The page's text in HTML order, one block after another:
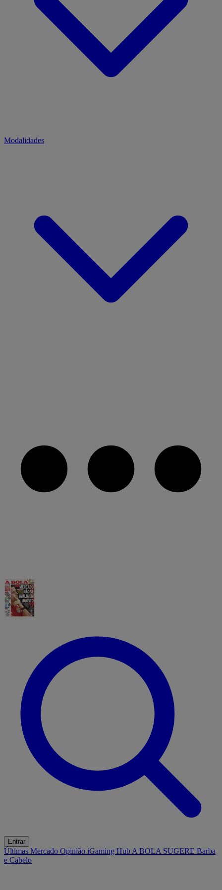
Modalidades
Entrar
Últimas Mercado Opinião iGaming Hub A BOLA SUGERE Barba
e Cabelo